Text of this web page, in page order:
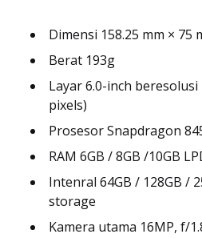
Dimensi 158.25 mm × 75
Berat 193g
Layar 6.0-inch beresolusi
pixels)
Prosesor Snapdragon
RAM 6GB / 8GB /10GB
Intenral 64GB / 128GB /
storage
Kamera utama 16MP, f/